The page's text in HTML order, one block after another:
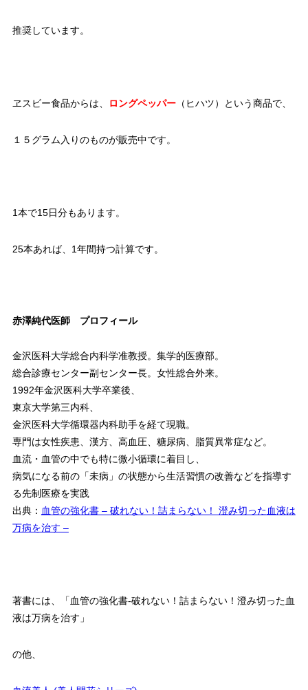
推奨しています。
ヱスビー食品からは、 ロングペッパー（ヒハツ）という商品で、
１５グラム入りのものが販売中です。
1本で15日分もあります。
25本あれば、1年間持つ計算です。
赤澤純代医師 プロフィール
金沢医科大学総合内科学准教授。集学的医療部。
総合診療センター副センター長。女性総合外来。
1992年金沢医科大学卒業後、
東京大学第三内科、
金沢医科大学循環器内科助手を経て現職。
専門は女性疾患、漢方、高血圧、糖尿病、脂質異常症など。
血流・血管の中でも特に微小循環に着目し、
病気になる前の「未病」の状態から生活習慣の改善などを指導す
る先制医療を実践
出典： 血管の強化書 – 破れない！詰まらない！ 澄み切った血液は
万病を治す –
著書には、「血管の強化書-破れない！詰まらない！澄み切った血
液は万病を治す」
の他、